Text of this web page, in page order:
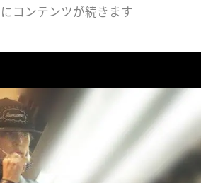
コンテンツが続きます